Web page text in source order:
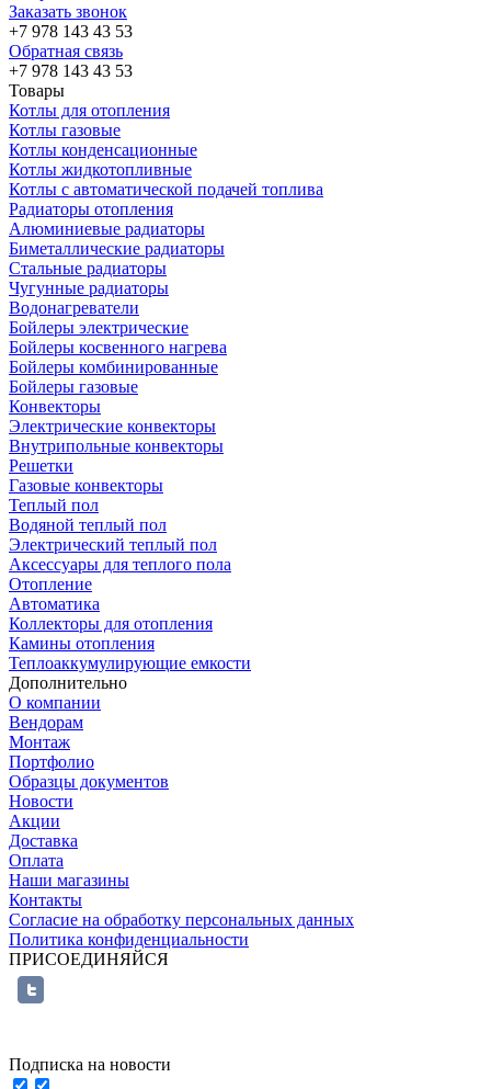
Заказать звонок
+7 978 143 43 53
Обратная связь
+7 978 143 43 53
Товары
Котлы для отопления
Котлы газовые
Котлы конденсационные
Котлы жидкотопливные
Котлы с автоматической подачей топлива
Радиаторы отопления
Алюминиевые радиаторы
Биметаллические радиаторы
Стальные радиаторы
Чугунные радиаторы
Водонагреватели
Бойлеры электрические
Бойлеры косвенного нагрева
Бойлеры комбинированные
Бойлеры газовые
Конвекторы
Электрические конвекторы
Внутрипольные конвекторы
Решетки
Газовые конвекторы
Теплый пол
Водяной теплый пол
Электрический теплый пол
Аксессуары для теплого пола
Отопление
Автоматика
Коллекторы для отопления
Камины отопления
Теплоаккумулирующие емкости
Дополнительно
О компании
Вендорам
Монтаж
Портфолио
Образцы документов
Новости
Акции
Доставка
Оплата
Наши магазины
Контакты
Согласие на обработку персональных данных
Политика конфиденциальности
ПРИСОЕДИНЯЙСЯ
Подписка на новости